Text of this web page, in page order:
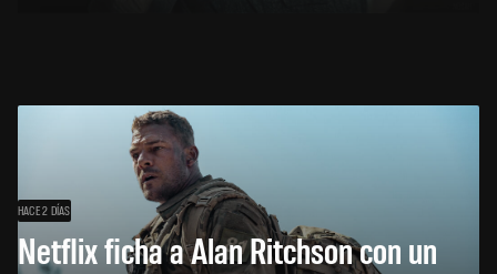
HACE 2 DÍAS
Netflix ficha a Alan Ritchson con un